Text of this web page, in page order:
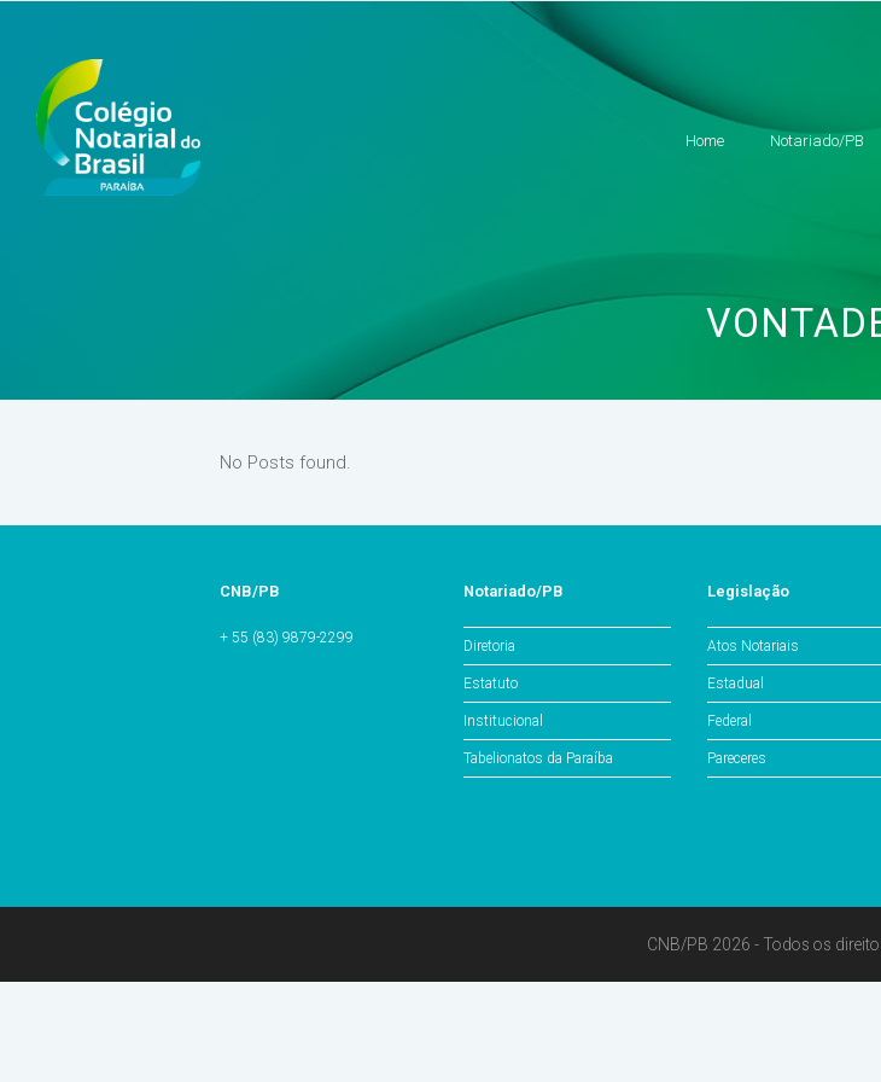
Home Notariado/PB
No Posts found.
CNB/PB
+ 55 (83) 9879-2299
Notariado/PB
Diretoria
Estatuto
Institucional
Tabelionatos da Paraíba
Legislação
Atos Notariais
Estadual
Federal
Pareceres
CNB/PB 2026 - Todos os